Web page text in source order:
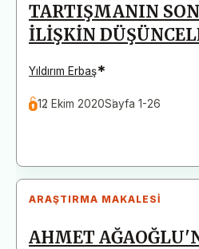
TARTIŞMANIN
İLİŞKİN
Yıldırım Erbaş*
12 Ekim 2020Sayfa 1-26
ARAŞTIRMA MAKALESI
AHMET